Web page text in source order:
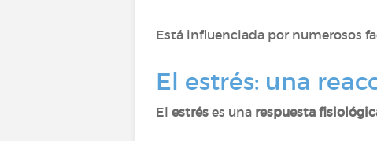
Está influenciada por numerosos
El estrés: una
El estrés es una respuesta